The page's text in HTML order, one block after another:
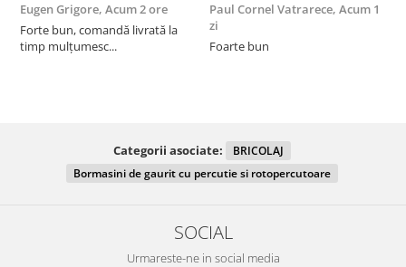
Eugen Grigore, Acum 2 ore
Forte bun, comandă livrată la
timp mulțumesc...
Paul Cornel Vatrarece, Acum 1
zi
Foarte bun
Categorii asociate:
BRICOLAJ
Bormasini de gaurit cu percutie si rotopercutoare
SOCIAL
Urmareste-ne in social media